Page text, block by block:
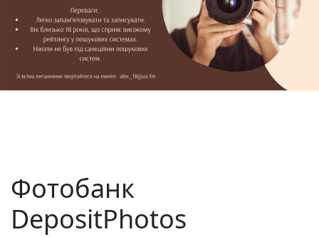
Фотобанк
DepositPhotos